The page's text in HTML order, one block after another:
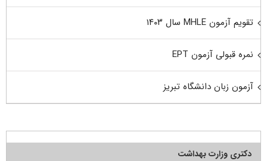
تقویم آزمون MHLE سال ۱۴۰۳
نمره قبولی آزمون EPT
آزمون زبان دانشگاه تبریز
دکتری وزارت بهداشت